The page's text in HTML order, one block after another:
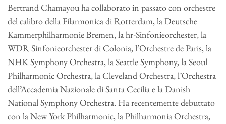
Bertrand Chamayou ha collaborato in passato con orchestre
del calibro della Filarmonica di Rotterdam, la Deutsche
Kammerphilharmonie Bremen, la hr-Sinfonieorchester, la
WDR Sinfonieorchester di Colonia, l’Orchestre de Paris, la
NHK Symphony Orchestra, la Seattle Symphony, la Seoul
Philharmonic Orchestra, la Cleveland Orchestra, l’Orchestra
dell’Accademia Nazionale di Santa Cecilia e la Danish
National Symphony Orchestra. Ha recentemente debuttato
con la New York Philharmonic, la Philharmonia Orchestra,